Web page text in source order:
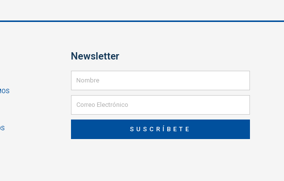
Newsletter
SUSCRÍBETE